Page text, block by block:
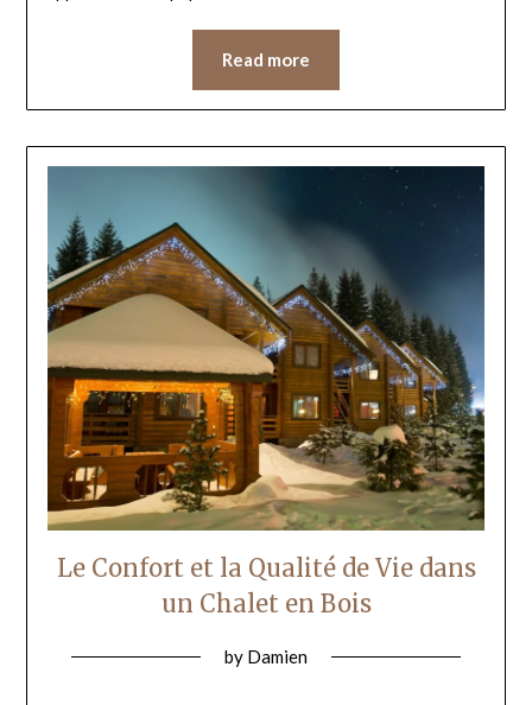
Read more
Le Confort et la Qualité de Vie dans
un Chalet en Bois
by Damien